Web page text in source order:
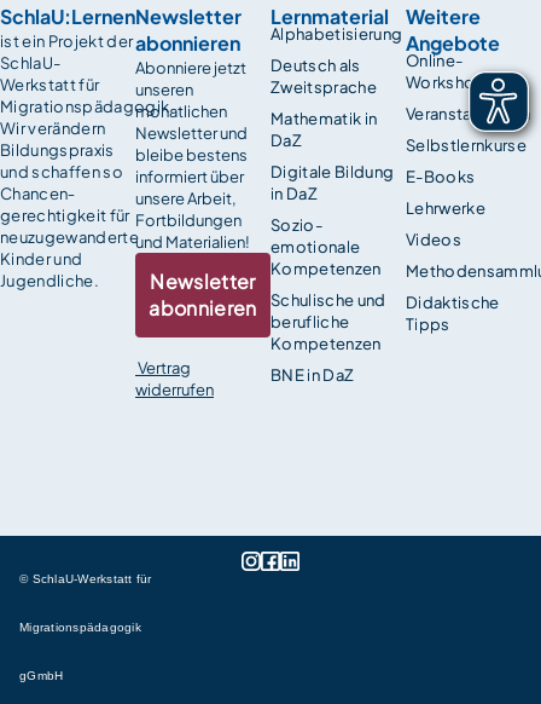
SchlaU:Lernen
ist ein Projekt der
SchlaU-
Werkstatt für
Migrationspädagogik.
Wir verändern
Bildungspraxis
und schaffen so
Chancen­
gerechtigkeit für
neuzugewanderte
Kinder und
Jugendliche.
Lernmaterial
Alphabetisierung
Deutsch als
Zweitsprache
Mathematik in
DaZ
Digitale Bildung
in DaZ
Sozio-
emotionale
Kompetenzen
Schulische und
berufliche
Kompetenzen
BNE in DaZ
Weitere
Angebote
Online-
Workshops
Veranstaltungen
Selbstlernkurse
E-Books
Lehrwerke
Videos
Didaktische
Tipps
Newsletter
abonnieren
Abonniere jetzt
unseren
monatlichen
Newsletter und
bleibe bestens
informiert über
unsere Arbeit,
Fortbildungen
und Materialien!
Newsletter
abonnieren
Vertrag
widerrufen
© SchlaU-Werkstatt für
Migrationspädagogik
gGmbH